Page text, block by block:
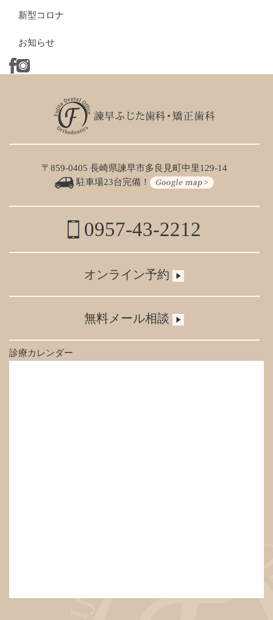
新型コロナ
お知らせ
〒859-0405 長崎県諫早市多良見町中里129-14
駐車場23台完備！
0957-43-2212
オンライン予約
無料メール相談
診療カレンダー